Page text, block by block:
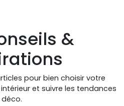
&
pour bien choisir votre
et suivre les tendances
déco.